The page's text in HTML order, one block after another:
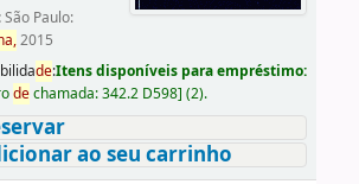
São Paulo:
2015
de:Itens disponíveis para empréstimo:
dechamada:342.2 D598] (2).
ao seu carrinho